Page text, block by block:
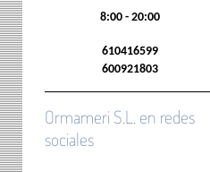
8:00 - 20:00
610416599
600921803
Ormameri S.L. en redes
sociales